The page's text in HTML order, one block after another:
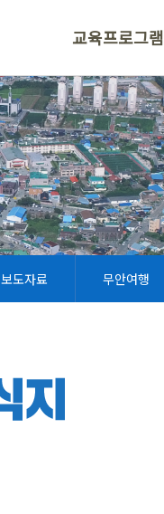
교육프로그램
보도자료 무안여행